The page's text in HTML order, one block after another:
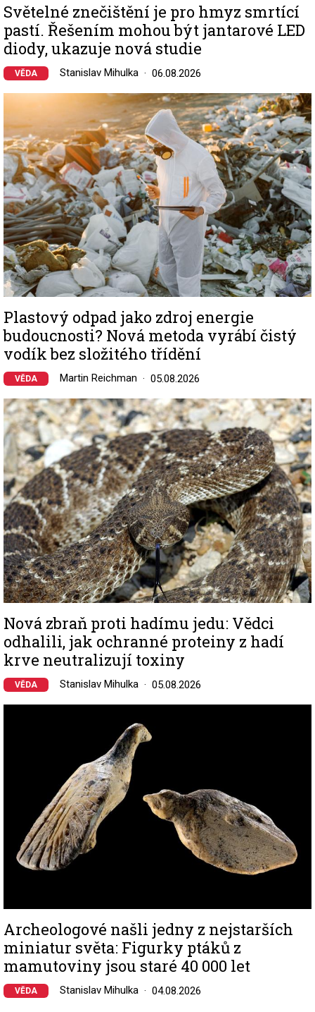
Světelné znečištění je pro hmyz smrtící
pastí. Řešením mohou být jantarové LED
diody, ukazuje nová studie
VĚDA Stanislav Mihulka 06.08.2026
Image
Plastový odpad jako zdroj energie
budoucnosti? Nová metoda vyrábí čistý
vodík bez složitého třídění
VĚDA Martin Reichman 05.08.2026
Image
Nová zbraň proti hadímu jedu: Vědci
odhalili, jak ochranné proteiny z hadí
krve neutralizují toxiny
VĚDA Stanislav Mihulka 05.08.2026
Archeologové našli jedny z nejstarších
miniatur světa: Figurky ptáků z
mamutoviny jsou staré 40 000 let
VĚDA Stanislav Mihulka 04.08.2026